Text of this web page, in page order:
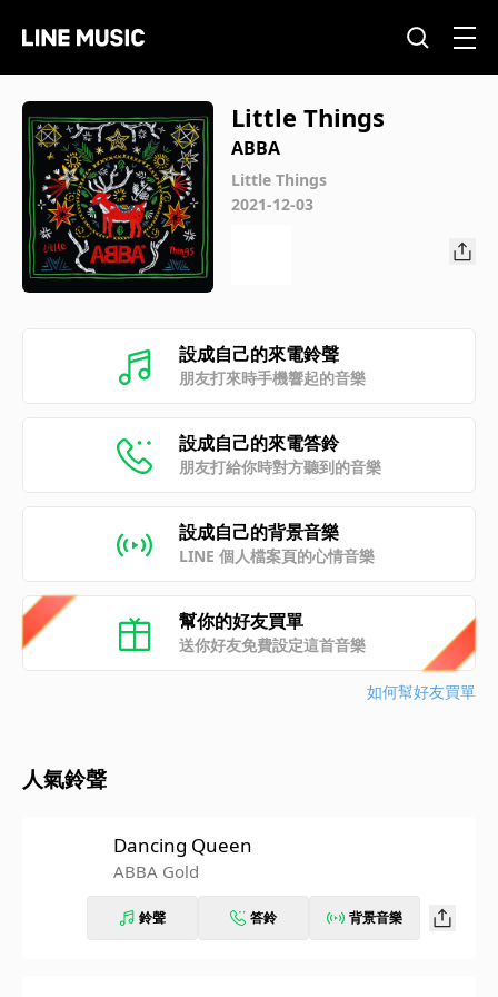
Little Things
ABBA
Little Things
2021-12-03
設成自己的來電鈴聲
朋友打來時手機響起的音樂
設成自己的來電答鈴
朋友打給你時對方聽到的音樂
設成自己的背景音樂
LINE 個人檔案頁的心情音樂
幫你的好友買單
送你好友免費設定這首音樂
如何幫好友買單
人氣鈴聲
Dancing Queen
ABBA Gold
鈴聲 答鈴 背景音樂